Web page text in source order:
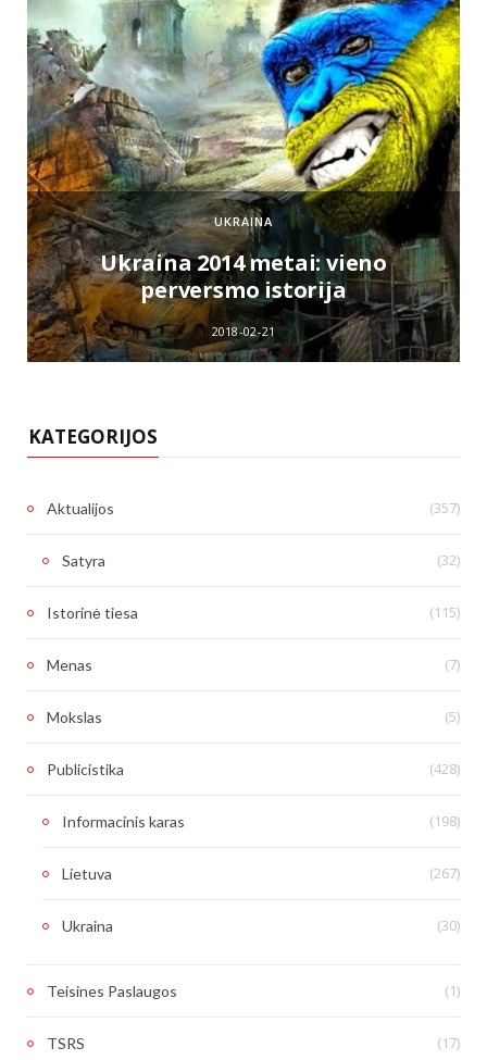
UKRAINA
Ukraina 2014 metai: vieno
perversmo istorija
2018-02-21
KATEGORIJOS
Aktualijos (357)
Satyra (32)
Istorinė tiesa (115)
Menas (7)
Mokslas (5)
Publicistika (428)
Informacinis karas (198)
Lietuva (267)
Ukraina (30)
Teisines Paslaugos (1)
TSRS (17)